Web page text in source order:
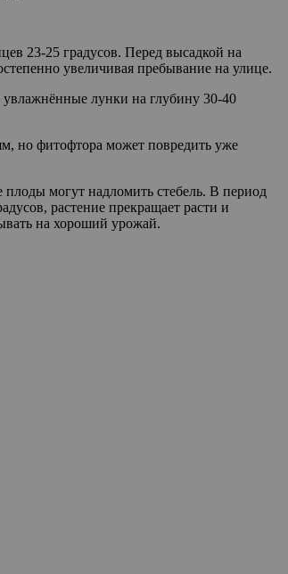
23-25 градусов. Перед высадкой на
увеличивая пребывание на улице.
лунки на глубину 30-40
но фитофтора может повредить уже
могут надломить стебель. В период
растение прекращает расти и
на хороший урожай.